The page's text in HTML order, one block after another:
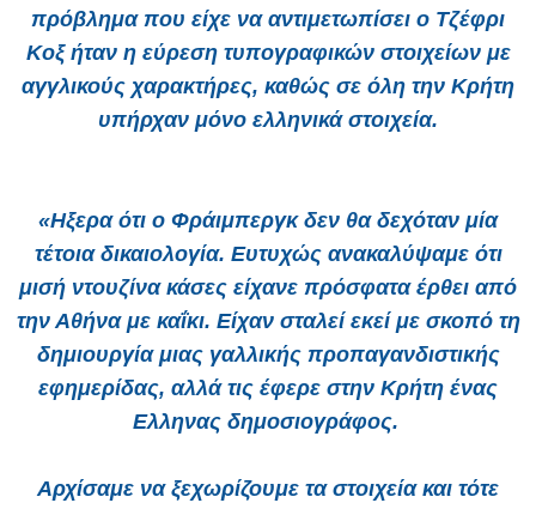
πρόβλημα που είχε να αντιμετωπίσει ο Τζέφρι
Κοξ ήταν η εύρεση τυπογραφικών στοιχείων με
αγγλικούς χαρακτήρες, καθώς σε όλη την Κρήτη
υπήρχαν μόνο ελληνικά στοιχεία.
«Ηξερα ότι ο Φράιμπεργκ δεν θα δεχόταν μία
τέτοια δικαιολογία. Ευτυχώς ανακαλύψαμε ότι
μισή ντουζίνα κάσες είχανε πρόσφατα έρθει από
την Αθήνα με καΐκι. Είχαν σταλεί εκεί με σκοπό τη
δημιουργία μιας γαλλικής προπαγανδιστικής
εφημερίδας, αλλά τις έφερε στην Κρήτη ένας
Ελληνας δημοσιογράφος.
Αρχίσαμε να ξεχωρίζουμε τα στοιχεία και τότε